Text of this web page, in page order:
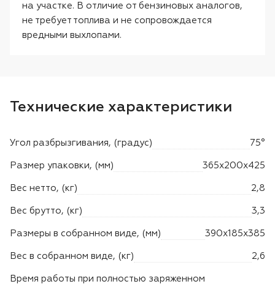
на участке. В отличие от бензиновых аналогов,
не требует топлива и не сопровождается
вредными выхлопами.
Технические характеристики
Угол разбрызгивания, (градус) 75°
Размер упаковки, (мм) 365х200х425
Вес нетто, (кг) 2,8
Вес брутто, (кг) 3,3
Размеры в собранном виде, (мм) 390х185х385
Вес в собранном виде, (кг) 2,6
Время работы при полностью заряженном